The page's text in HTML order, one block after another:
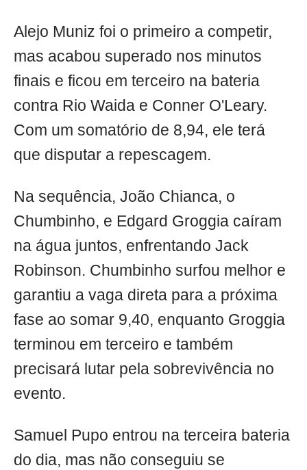
Alejo Muniz foi o primeiro a competir,
mas acabou superado nos minutos
finais e ficou em terceiro na bateria
contra Rio Waida e Conner O'Leary.
Com um somatório de 8,94, ele terá
que disputar a repescagem.
Na sequência, João Chianca, o
Chumbinho, e Edgard Groggia caíram
na água juntos, enfrentando Jack
Robinson. Chumbinho surfou melhor e
garantiu a vaga direta para a próxima
fase ao somar 9,40, enquanto Groggia
terminou em terceiro e também
precisará lutar pela sobrevivência no
evento.
Samuel Pupo entrou na terceira bateria
do dia, mas não conseguiu se